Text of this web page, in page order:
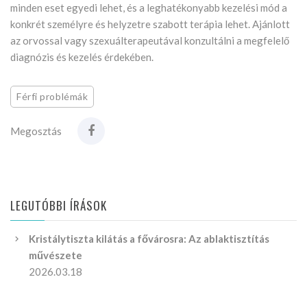
minden eset egyedi lehet, és a leghatékonyabb kezelési mód a
konkrét személyre és helyzetre szabott terápia lehet. Ajánlott
az orvossal vagy szexuálterapeutával konzultálni a megfelelő
diagnózis és kezelés érdekében.
Férfi problémák
Megosztás
LEGUTÓBBI ÍRÁSOK
Kristálytiszta kilátás a fővárosra: Az ablaktisztítás
művészete
2026.03.18